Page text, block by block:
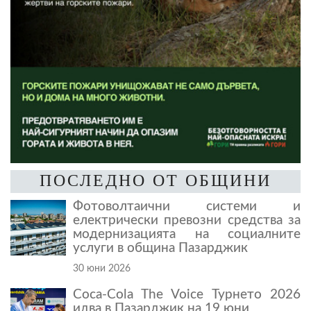
ПОСЛЕДНО ОТ ОБЩИНИ
Фотоволтаични системи и
електрически превозни средства за
модернизацията на социалните
услуги в община Пазарджик
30 юни 2026
Coca-Cola The Voice Турнето 2026